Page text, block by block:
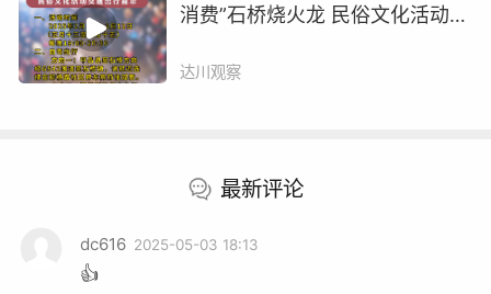
麻花”“石桥土爽面”备受游客青睐。不少商家表示，节日期
间的营业额比平时翻了好几番。
消费”石桥烧火龙 民俗文化活动交
达川观察
最新评论
dc616 2025-05-03 18:13
👍